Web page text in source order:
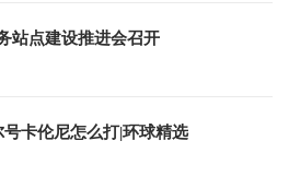
站点建设推进会召开
卡伦尼怎么打|环球精选